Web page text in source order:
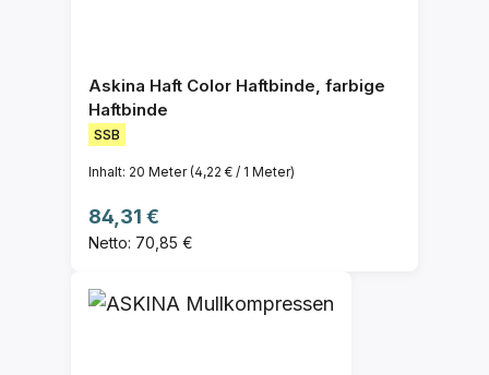
Askina Haft Color Haftbinde, farbige
Haftbinde
SSB
Inhalt: 20 Meter(4,22 € / 1 Meter)
Regulärer Preis:
84,31 €
Netto: 70,85 €